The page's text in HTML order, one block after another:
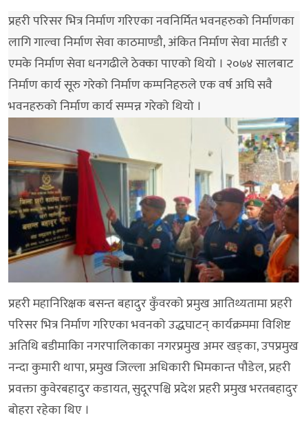
प्रहरी परिसर भित्र निर्माण गरिएका नवनिर्मित भवनहरुको निर्माणका
लागि गाल्वा निर्माण सेवा काठमाण्डौ, अंकित निर्माण सेवा मार्तडी र
एमके निर्माण सेवा धनगढीले ठेक्का पाएको थियो । २०७४ सालबाट
निर्माण कार्य सूरु गरेको निर्माण कम्पनिहरुले एक वर्ष अघि सवै
भवनहरुको निर्माण कार्य सम्पन्न गरेको थियो ।
प्रहरी महानिरिक्षक बसन्त बहादुर कुँवरको प्रमुख आतिथ्यतामा प्रहरी
परिसर भित्र निर्माण गरिएका भवनको उद्धघाटन् कार्यक्रममा विशिष्ट
अतिथि बडीमाकिा नगरपालिकाका नगरप्रमुख अमर खड्का, उपप्रमुख
नन्दा कुमारी थापा, प्रमुख जिल्ला अधिकारी भिमकान्त पौडेल, प्रहरी
प्रवक्ता कुवेरबहादुर कडायत, सुदूरपश्चि प्रदेश प्रहरी प्रमुख भरतबहादुर
बोहरा रहेका थिए ।